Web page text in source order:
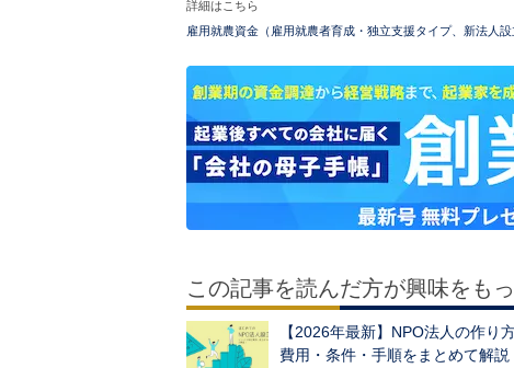
詳細はこちら
雇用就農資金（雇用就農者育成・独立支援タイプ、新法人設
この記事を読んだ方が興味をも
【2026年最新】NPO法人の作り方
費用・条件・手順をまとめて解説